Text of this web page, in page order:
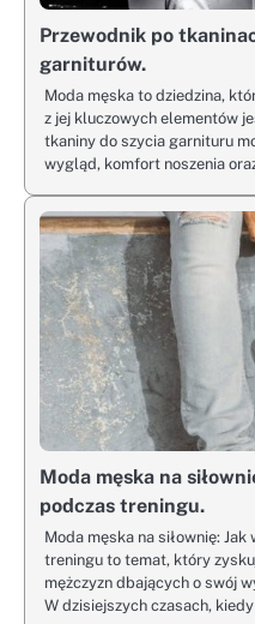
Przewodnik po
garniturów.
Moda męska to dziedzina,
z jej kluczowych elementów
tkaniny do szycia garnituru
wygląd, komfort noszenia
Moda męska na
podczas treningu.
Moda męska na siłownię:
treningu to temat, który
mężczyzn dbających o swój
W dzisiejszych czasach,